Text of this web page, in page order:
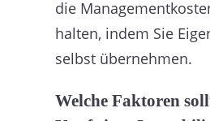
die
halten, indem Sie
selbst übernehmen.
Welche Faktoren